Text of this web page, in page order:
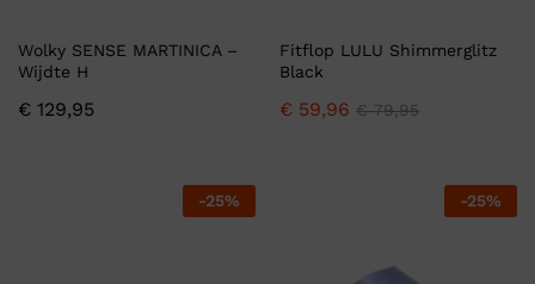
Wolky SENSE MARTINICA –
Wijdte H
€ 129,95
Fitflop LULU Shimmerglitz
Black
€ 59,96 €79,95
-25% -25%